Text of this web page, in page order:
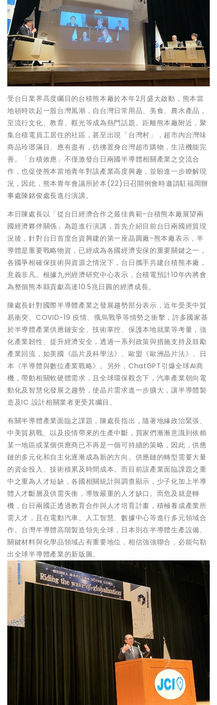
受台日業界高度矚目的台積熊本廠於本年2月盛大啟動，熊本當
地頓時吹起一股台灣風潮，自台灣日常用品、美食、農水產品，
至流行文化、教育、觀光等成為熱門話題。距離熊本廠附近，聚
集台積電員工居住的社區，甚至出現「台灣村」，超市內台灣味
商品玲瑯滿目、應有盡有，彷彿置身台灣超市購物，生活機能完
善。「台積效應」不僅激發台日兩國半導體相關產業之交流合
作，也促使熊本當地青年對該產業高度興趣，並盼進一步瞭解現
況，因此，熊本青年會議所於本(22)日召開例會時邀請駐福岡辦
事處陳銘俊處長進行演講。
本日陳處長以「從台日經濟合作之最佳典範-台積熊本廠展望兩
國經濟夥伴關係」為題進行演講，首先介紹目前台日兩國經貿現
況後，針對台日首度合資興建的第一座晶圓廠-熊本廠表示，半
導體是重要戰略物資，已經成為各國經濟安保的重要關鍵之一，
各國爭相確保技術與資源之情況下，台日攜手共建台積熊本廠，
意義非凡。根據九州經濟研究中心表示，台積電預計10年內將會
為整個熊本縣貢獻高達10.5兆日圓的經濟成長。
陳處長針對國際半導體產業之發展趨勢部分表示，近年受美中貿
易衝突、COVID-19 疫情、俄烏戰爭等情勢之衝擊，許多國家基
於半導體產業供應鏈安全、技術掌控、保護本地就業等考量，強
化產業韌性、提升經濟安全，透過一系列政策與措施支持及鼓勵
產業回流，如美國《晶片及科學法》、歐盟《歐洲晶片法》、日
本《半導體與數位產業戰略》。另外，ChatGPT引爆全球AI商
機，帶動相關軟硬體需求，且全球環保觀念下，汽車產業朝向電
動化及智慧化發展之趨勢，使晶片需求進一步擴大，讓半導體製
造及IC 設計相關業者更受其矚目。
有關半導體產業面臨之課題，陳處長指出，隨著地緣政治緊張、
中美貿易戰、以及疫情帶來的生產中斷，買家們漸漸意識到依賴
某一地區或某個供應商已不再是一個可持續的策略，因此，供應
鏈的多元化和自主化逐漸成為新的方向。供應鏈的轉型需要大量
的資金投入、技術積累及時間成本。而目前該產業面臨課題之重
中之重為人才短缺，各國相關統計與調查顯示，少子化加上半導
體人才斷層及供需失衡，導致嚴重的人才缺口。而危及就是轉
機，台日兩國正透過教育合作與人才培育計畫，積極養成產業所
需人才，且在電動汽車、人工智慧、數據中心等進行多元領域合
作。台灣半導體高階製造領先全球，日本則在半導體生產設備、
關鍵材料與化學品領域占有重要地位，相信強強聯合，必能勾勒
出全球半導體產業的新版圖。